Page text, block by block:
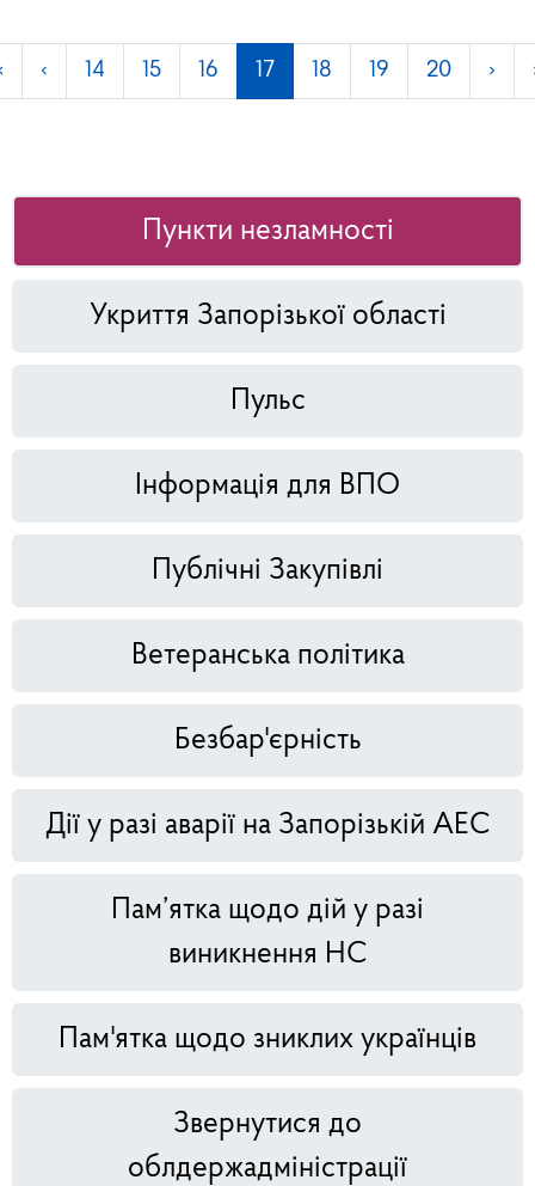
‹ 14 15 16 17 18 19 20 ›
Пункти незламності
Укриття Запорізької області
Пульс
Інформація для ВПО
Публічні Закупівлі
Ветеранська політика
Безбар'єрність
Дії у разі аварії на Запорізькій АЕС
Пам’ятка щодо дій у разі
виникнення НС
Пам'ятка щодо зниклих українців
Звернутися до
облдержадміністрації